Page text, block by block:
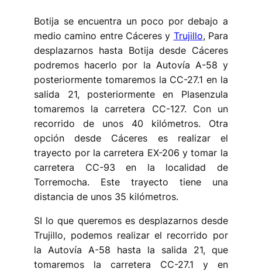
Botija se encuentra un poco por debajo a
medio camino entre Cáceres y Trujillo, Para
desplazarnos hasta Botija desde Cáceres
podremos hacerlo por la Autovía A-58 y
posteriormente tomaremos la CC-27.1 en la
salida 21, posteriormente en Plasenzula
tomaremos la carretera CC-127. Con un
recorrido de unos 40 kilómetros. Otra
opción desde Cáceres es realizar el
trayecto por la carretera EX-206 y tomar la
carretera CC-93 en la localidad de
Torremocha. Este trayecto tiene una
distancia de unos 35 kilómetros.
SI lo que queremos es desplazarnos desde
Trujillo, podemos realizar el recorrido por
la Autovía A-58 hasta la salida 21, que
tomaremos la carretera CC-27.1 y en